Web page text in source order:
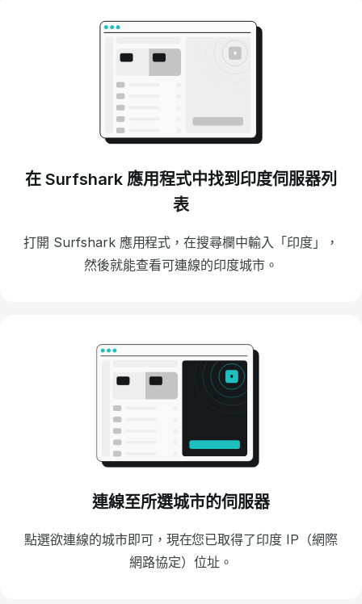
在 Surfshark 應用程式中找到印度伺服器列
表
打開 Surfshark 應用程式，在搜尋欄中輸入「印度」，
然後就能查看可連線的印度城市。
連線至所選城市的伺服器
點選欲連線的城市即可，現在您已取得了印度 IP（網際
網路協定）位址。